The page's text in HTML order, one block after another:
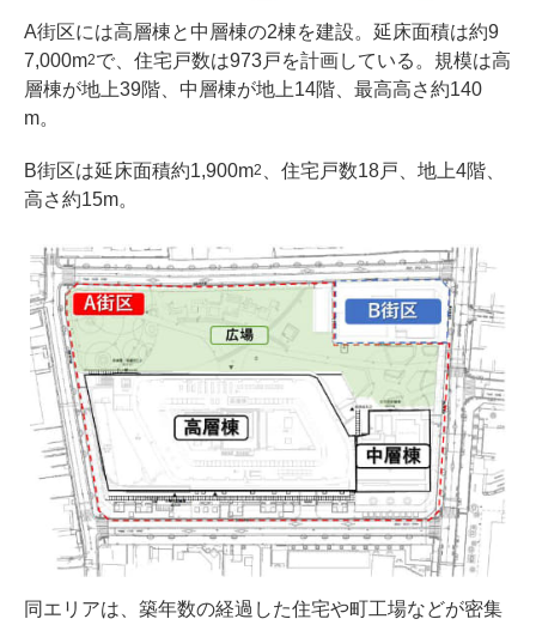
A街区には高層棟と中層棟の2棟を建設。延床面積は約9
7,000m2で、住宅戸数は973戸を計画している。規模は高
層棟が地上39階、中層棟が地上14階、最高高さ約140
m。
B街区は延床面積約1,900m2
、住宅戸数18戸、地上4階、
高さ約15m。
同エリアは、築年数の経過した住宅や町工場などが密集